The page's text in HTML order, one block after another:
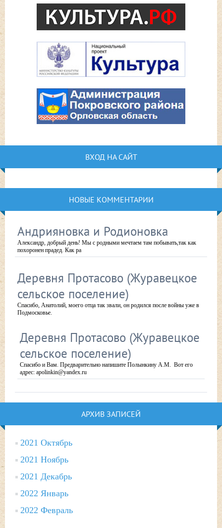
ВХОД НА САЙТ
НОВЫЕ КОММЕНТАРИИ
Андрияновка и Родионовка
Александр, добрый день! Мы с родными мечтаем там побывать,так как
похоронен прадед. Как ра
Деревня Протасово (Журавецкое
сельское поселение)
Спасибо, Анатолий, моего отца так звали, он родился после войны уже в
Подмосковье.
Деревня Протасово (Журавецкое
сельское поселение)
Спасибо и Вам. Предварительно напишите Полынкину А.М. Вот его
адрес: apolinkin@yandex.ru
АРХИВ ЗАПИСЕЙ
2021 Октябрь
2021 Ноябрь
2021 Декабрь
2022 Январь
2022 Февраль